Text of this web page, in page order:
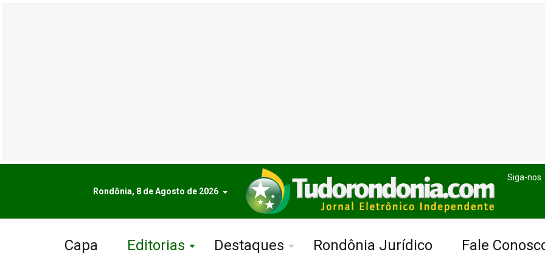
Rondônia, 8 de Agosto de 2026
Siga-nos
Capa Editorias Destaques Rondônia Jurídico Fale